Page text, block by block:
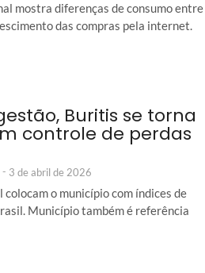
mostra diferenças de consumo entre
das compras pela internet.
Buritis se torna
controle de perdas
- 3 de abril de 2026
o município com índices de
Município também é referência